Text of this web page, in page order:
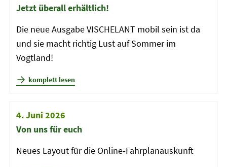
Jetzt überall erhältlich!
Die neue Ausgabe VISCHELANT mobil sein ist da
und sie macht richtig Lust auf Sommer im
Vogtland!
komplett lesen
Von uns für euch
4. Juni 2026
Neues Layout für die Online‑Fahrplanauskunft